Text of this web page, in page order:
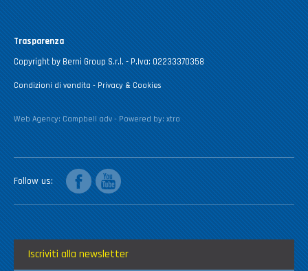
Trasparenza
Copyright by Berni Group S.r.l. - P.Iva: 02233370358
Condizioni di vendita - Privacy & Cookies
Web Agency: Campbell adv - Powered by: xtro
Follow us
facebookyoutube
Iscriviti alla newsletter